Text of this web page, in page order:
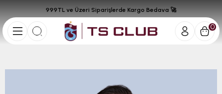
0
999TL ve Üzeri Siparişlerde Kargo Bedava 🚀